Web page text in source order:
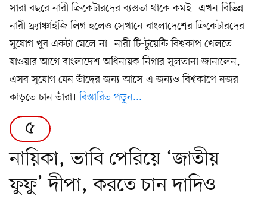
সারা বছরে নারী ক্রিকেটারদের ব্যস্ততা থাকে কমই। এখন বিভিন্ন
নারী ফ্র্যাঞ্চাইজি লিগ হলেও সেখানে বাংলাদেশের ক্রিকেটারদের
সুযোগ খুব একটা মেলে না। নারী টি-টুয়েন্টি বিশ্বকাপ খেলতে
যাওয়ার আগে বাংলাদেশ অধিনায়ক নিগার সুলতানা জানালেন,
এসব সুযোগ যেন তাঁদের জন্য আসে এ জন্যও বিশ্বকাপে নজর
কাড়তে চান তাঁরা।বিস্তারিত পড়ুন...
৫
নায়িকা, ভাবি পেরিয়ে ‘জাতীয়
ফুফু’ দীপা, করতে চান দাদিও